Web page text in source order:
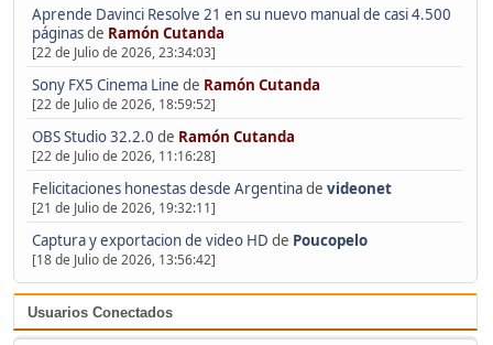
Aprende Davinci Resolve 21 en su nuevo manual de casi 4.500
páginasde Ramón Cutanda
[22 de Julio de 2026, 23:34:03]
Sony FX5 Cinema Line de Ramón Cutanda
[22 de Julio de 2026, 18:59:52]
OBS Studio 32.2.0 de Ramón Cutanda
[22 de Julio de 2026, 11:16:28]
Felicitaciones honestas desde Argentinade videonet
[21 de Julio de 2026, 19:32:11]
Captura y exportacion de video HD de Poucopelo
[18 de Julio de 2026, 13:56:42]
Usuarios Conectados